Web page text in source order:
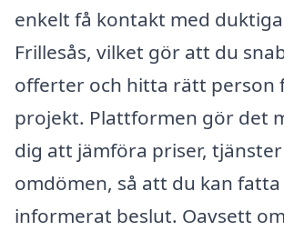
enkelt få kontakt med
Frillesås, vilket gör att du
offerter och hitta rätt person
projekt. Plattformen gör det
dig att jämföra priser,
omdömen, så att du kan
informerat beslut. Oavsett